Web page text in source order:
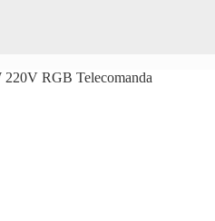
RGB Telecomanda